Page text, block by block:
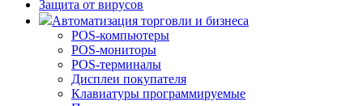
Защита от вирусов
Автоматизация торговли и бизнеса
POS-компьютеры
POS-мониторы
POS-терминалы
Дисплеи покупателя
Клавиатуры программируемые